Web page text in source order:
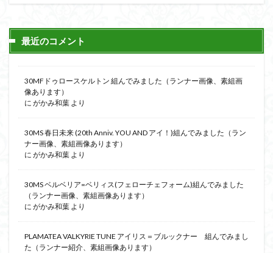
最近のコメント
30MFドゥロースケルトン 組んでみました（ランナー画像、素組画
像あります）
に がかみ和葉 より
30MS 春日未来 (20th Anniv. YOU AND アイ！)組んでみました（ラン
ナー画像、素組画像あります）
に がかみ和葉 より
30MS ベルベリア=ベリィス(フェローチェフォーム)組んでみました
（ランナー画像、素組画像あります）
に がかみ和葉 より
PLAMATEA VALKYRIE TUNE アイリス＝ブルックナー 組んでみまし
た（ランナー紹介、素組画像あります）